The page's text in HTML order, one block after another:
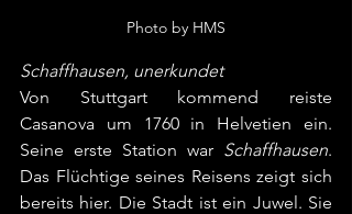
Photo by HMS
Schaffhausen, unerkundet
Von Stuttgart kommend reiste
Casanova um 1760 in Helvetien ein.
Seine erste Station war Schaffhausen.
Das Flüchtige seines Reisens zeigt sich
bereits hier. Die Stadt ist ein Juwel. Sie